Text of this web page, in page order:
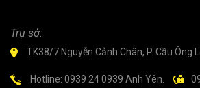
Trụ sở:
TK38/7 Nguyễn Cảnh Chân, P. Cầu Ông
Hotline: 0939 24 0939 Anh Yên.